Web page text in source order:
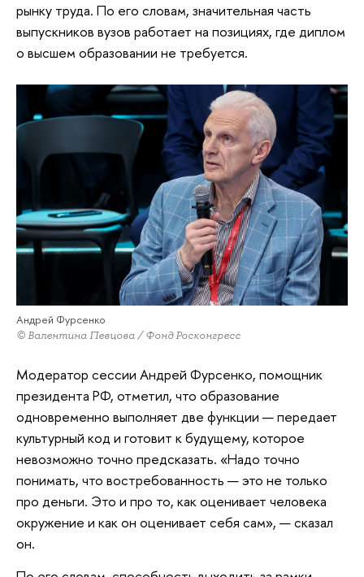
рынку труда. По его словам, значительная часть
выпускников вузов работает на позициях, где диплом
о высшем образовании не требуется.
Андрей Фурсенко
© Валентина Певцова / Фонд Росконгресс
Модератор сессии Андрей Фурсенко, помощник
президента РФ, отметил, что образование
одновременно выполняет две функции — передает
культурный код и готовит к будущему, которое
невозможно точно предсказать. «Надо точно
понимать, что востребованность — это не только
про деньги. Это и про то, как оценивает человека
окружение и как он оценивает себя сам», — сказал
он.